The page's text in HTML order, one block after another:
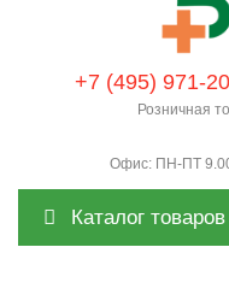
+7 (495) 971-
Розничная
Офис: ПН-ПТ
Каталог товаров